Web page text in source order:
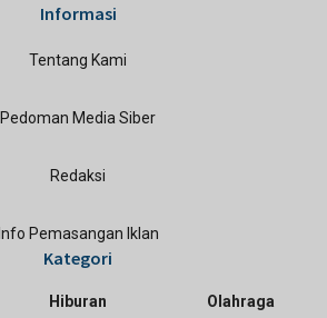
Informasi
Tentang Kami
Pedoman Media Siber
Redaksi
Info Pemasangan Iklan
Kategori
Hiburan Olahraga